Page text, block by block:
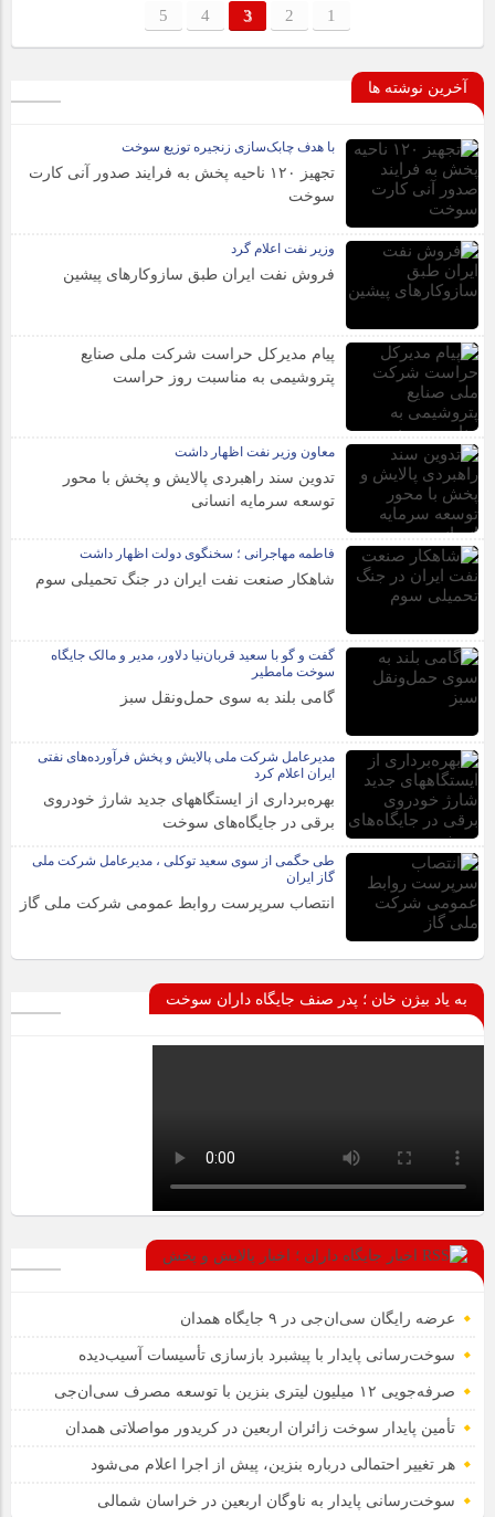
1
2
3
4
5
آخرین نوشته ها
با هدف چابک‌سازی زنجیره توزیع سوخت
تجهیز ۱۲۰ ناحیه پخش به فرایند صدور آنی کارت
سوخت
وزیر نفت اعلام گرد
فروش نفت ایران طبق سازوکارهای پیشین
پیام مدیرکل حراست شرکت ملی صنایع
پتروشیمی به مناسبت روز حراست
معاون وزیر نفت اظهار داشت
تدوین سند راهبردی پالایش و پخش با محور
توسعه سرمایه انسانی
فاطمه مهاجرانی ؛ سخنگوی دولت اظهار داشت
شاهکار صنعت نفت ایران در جنگ تحمیلی سوم
گفت و گو با سعید قربان‌نیا دلاور، مدیر و مالک جایگاه
سوخت مامطیر
گامی بلند به سوی حمل‌ونقل سبز
مدیرعامل شرکت ملی پالایش و پخش فرآورده‌های نفتی
ایران اعلام کرد
بهره‌برداری از ایستگاههای جدید شارژ خودروی
برقی در جایگاه‌های سوخت
طی حگمی از سوی سعید توکلی ، مدیرعامل شرکت ملی
گاز ایران
انتصاب سرپرست روابط عمومی شرکت ملی گاز
به یاد بیژن خان ؛ پدر صنف جایگاه داران سوخت
اخبار جایگاه داران ؛ اخبار پالایش و پخش
عرضه رایگان سی‌ان‌جی در ۹ جایگاه همدان
سوخت‌رسانی پایدار با پیشبرد بازسازی تأسیسات آسیب‌دیده
صرفه‌جویی ۱۲ میلیون لیتری بنزین با توسعه مصرف سی‌ان‌جی
تأمین پایدار سوخت زائران اربعین در کریدور مواصلاتی همدان
هر تغییر احتمالی درباره بنزین، پیش از اجرا اعلام می‌شود
سوخت‌رسانی پایدار به ناوگان اربعین در خراسان شمالی